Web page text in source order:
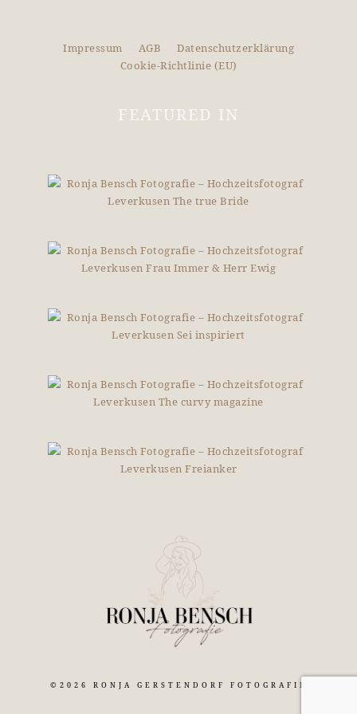
Impressum AGB
Datenschutzerklärung
Cookie-Richtlinie (EU)
FEATURED IN
©2026 RONJA GERSTENDORF FOTOGRAFIE